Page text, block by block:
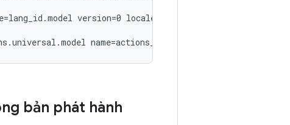
version=0 locales=und }
bản phát hành